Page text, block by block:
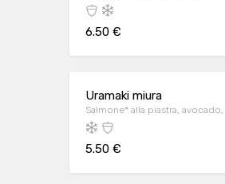
6.50 €
Uramaki miura
Salmone* alla piastra,
5.50 €